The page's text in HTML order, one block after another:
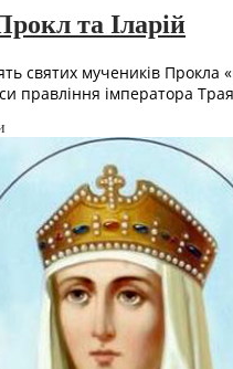
та Іларій
святих мучеників Прокла
правління імператора